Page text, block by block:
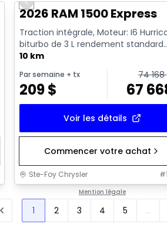
Previous slide
2026 RAM 1500 Express
Traction intégrale, Moteur: I6
biturbo de 3 L rendement standard
avec arrêt au ralenti - 6...
10 km
Par semaine + tx
209$
74 168
67
Voir les détails
Commencer votre achat
Ste-Foy Chrysler #
Mention légale
1 2 3 4 5 ...